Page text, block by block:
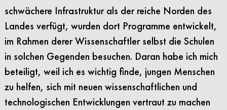
schwächere Infrastruktur als der reiche Norden des
Landes verfügt, wurden dort Programme entwickelt,
im Rahmen derer Wissenschaftler selbst die Schulen
in solchen Gegenden besuchen. Daran habe ich mich
beteiligt, weil ich es wichtig finde, jungen Menschen
zu helfen, sich mit neuen wissenschaftlichen und
technologischen Entwicklungen vertraut zu machen